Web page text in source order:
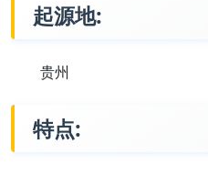
起源地:
贵州
特点: